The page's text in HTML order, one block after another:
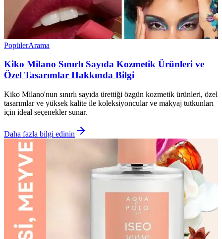
PopülerArama
Kiko Milano Sınırlı Sayıda Kozmetik Ürünleri ve
Özel Tasarımlar Hakkında Bilgi
Kiko Milano'nun sınırlı sayıda ürettiği özgün kozmetik ürünleri, özel
tasarımlar ve yüksek kalite ile koleksiyoncular ve makyaj tutkunları
için ideal seçenekler sunar.
Daha fazla bilgi edinin